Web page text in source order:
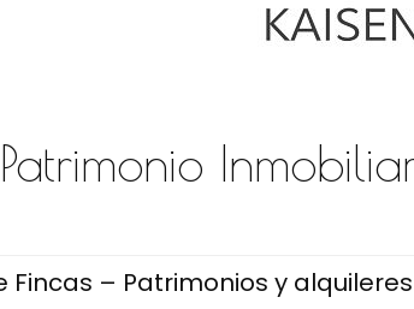
Fincas – Patrimonios y alquileres